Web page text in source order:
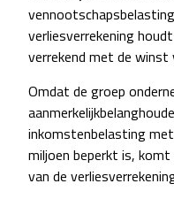
verliesverrekening
verrekend met de winst
Omdat de groep
inkomstenbelasting
miljoen beperkt is,
van de